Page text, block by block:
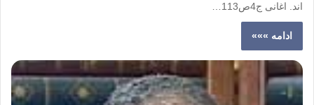
اند. اغانی ج4ص113…
ادامه »»»